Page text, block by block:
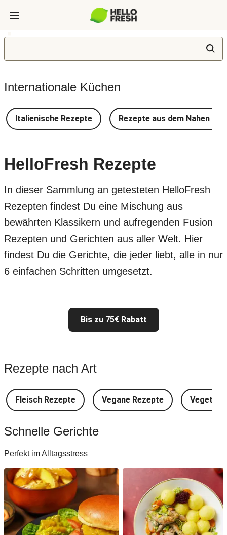
Internationale Küchen
Italienische Rezepte Rezepte aus dem Nahen
HelloFresh Rezepte
In dieser Sammlung an getesteten HelloFresh
Rezepten findest Du eine Mischung aus
bewährten Klassikern und aufregenden Fusion
Rezepten und Gerichten aus aller Welt. Hier
findest Du die Gerichte, die jeder liebt, alle in nur
6 einfachen Schritten umgesetzt.
Bis zu 75€ Rabatt
Rezepte nach Art
Fleisch Rezepte Vegane Rezepte
Schnelle Gerichte
Perfekt im Alltagsstress